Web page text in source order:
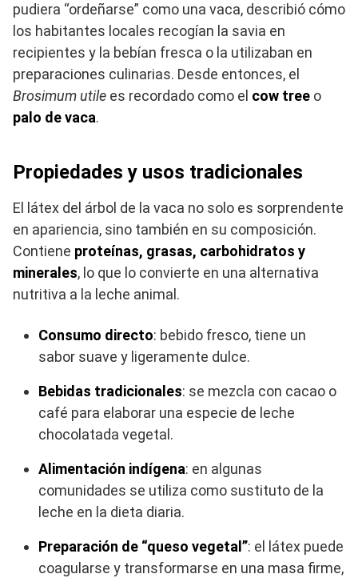
pudiera “ordeñarse” como una vaca, describió cómo
los habitantes locales recogían la savia en
recipientes y la bebían fresca o la utilizaban en
preparaciones culinarias. Desde entonces, el
Brosimum utile es recordado como el cow tree o
palo de vaca.
Propiedades y usos tradicionales
El látex del árbol de la vaca no solo es sorprendente
en apariencia, sino también en su composición.
Contiene proteínas, grasas, carbohidratos y
minerales, lo que lo convierte en una alternativa
nutritiva a la leche animal.
Consumo directo: bebido fresco, tiene un
sabor suave y ligeramente dulce.
Bebidas tradicionales: se mezcla con cacao o
café para elaborar una especie de leche
chocolatada vegetal.
Alimentación indígena: en algunas
comunidades se utiliza como sustituto de la
leche en la dieta diaria.
Preparación de “queso vegetal”: el látex puede
coagularse y transformarse en una masa firme,